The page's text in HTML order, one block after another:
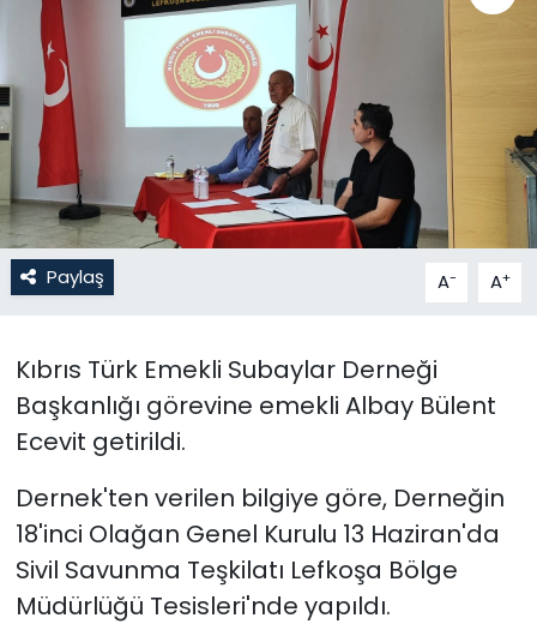
Paylaş A- A+
Kıbrıs Türk Emekli Subaylar Derneği
Başkanlığı görevine emekli Albay Bülent
Ecevit getirildi.
Dernek'ten verilen bilgiye göre, Derneğin
18'inci Olağan Genel Kurulu 13 Haziran'da
Sivil Savunma Teşkilatı Lefkoşa Bölge
Müdürlüğü Tesisleri'nde yapıldı.
KKTC YEREL SEÇİM 2018
Kültür Sanat
Magazin
Moda
Nöbetçi Eczaneler
Politika
Spor
Teknoloji